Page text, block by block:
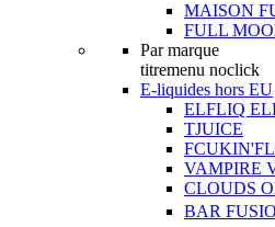
MAISON
FULL
Par marque
titremenu noclick
E-liquides hors EU
ELFLIQ
TJUICE
VAMPIRE
CLOUDS
BAR